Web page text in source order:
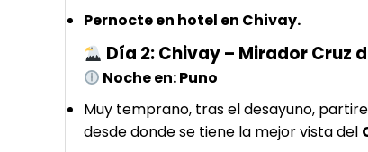
Pernocte en hotel en Chivay.
Día 2: Chivay – Mirador Cruz
Noche en: Puno
Muy temprano, tras el desayuno,
desde donde se tiene la mejor vista del